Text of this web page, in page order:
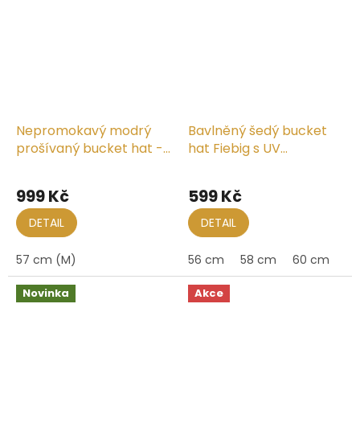
Nepromokavý modrý
prošívaný bucket hat -
999 Kč
DETAIL
57 cm (M)
Bavlněný šedý bucket
hat Fiebig s UV
599 Kč
DETAIL
56 cm 58 cm 60 cm
Novinka Akce